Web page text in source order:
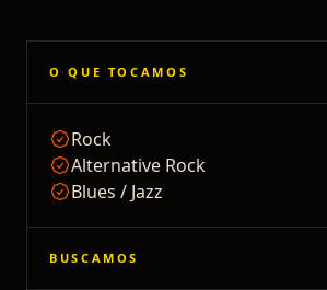
O QUE TOCAMOS
Rock
Alternative Rock
Blues / Jazz
BUSCAMOS